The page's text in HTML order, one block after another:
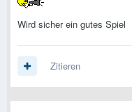
Wird sicher ein gutes Spiel
Zitieren